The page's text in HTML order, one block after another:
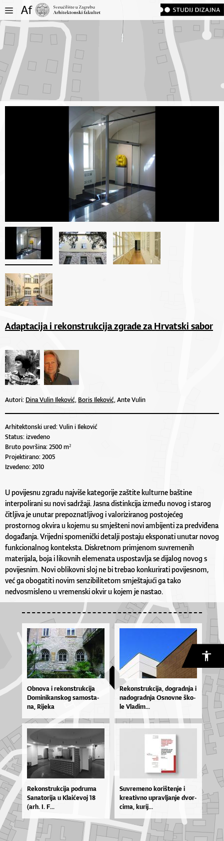
Adaptacija i rekonstrukcija zgrade za Hrvatski sabor
Autori: Dina Vulin Ileković, Boris Ileković,Ante Vulin
Arhitektonski ured: Vulin i Ileković
Status: izvedeno
Bruto površina: 2500 m²
Projektirano: 2005
Izvedeno: 2010
U povijesnu zgradu najviše kategorije zaštite kulturne baštine
interpolirani su novi sadržaji. Jasna distinkcija između novog i starog
čitljiva je unutar prepoznatljivog i valoriziranog postojećeg
prostornog okvira u kojemu su smješteni novi ambijenti za predviđena
događanja. Vrijedni spomenički detalji postaju eksponati unutar novog
funkcionalnog konteksta. Diskretnom primjenom suvremenih
materijala, boja i likovnih elemenata uspostavlja se dijalog novog s
povijesnim. Novi oblikovni sloj ne bi trebao konkurirati povijesnom,
već ga obogatiti novim senzibilitetom smještajući ga tako
nedvosmisleno u vremenski okvir u kojem je nastao.
Ob­no­va i re­kon­str­uk­ci­ja
Do­mi­ni­kan­skog sa­mos­ta­
na, Ri­je­ka
Re­kon­str­uk­ci­ja, do­grad­nja i
na­do­grad­nja Os­nov­ne ško­
le Vla­dim...
Re­kon­str­uk­ci­ja po­dru­ma
Sa­na­to­ri­ja u Kla­i­će­voj 18
(ar­h. I. F...
Suv­re­me­no ko­riš­te­nje i
kre­a­tiv­no uprav­lja­nje dvor­
ci­ma, ku­rij...